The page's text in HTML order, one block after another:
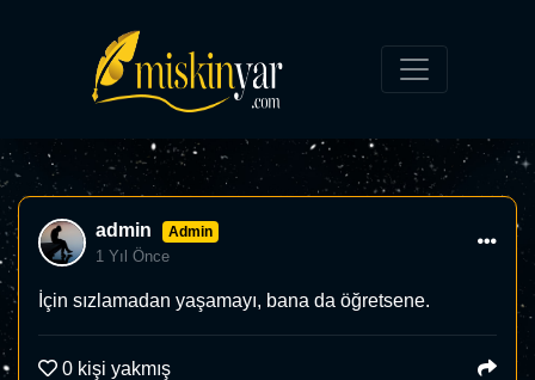
admin Admin
1 Yıl Önce
İçin sızlamadan yaşamayı, bana da öğretsene.
0 kişi yakmış